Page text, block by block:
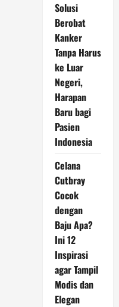
Solusi
Berobat
Kanker
Tanpa Harus
ke Luar
Negeri,
Harapan
Baru bagi
Pasien
Indonesia
Celana
Cutbray
Cocok
dengan
Baju Apa?
Ini 12
Inspirasi
agar Tampil
Modis dan
Elegan